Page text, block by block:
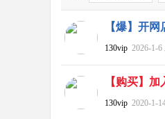
【爆】开
130vip 2026-1-6
【购买】
130vip 2020-1-